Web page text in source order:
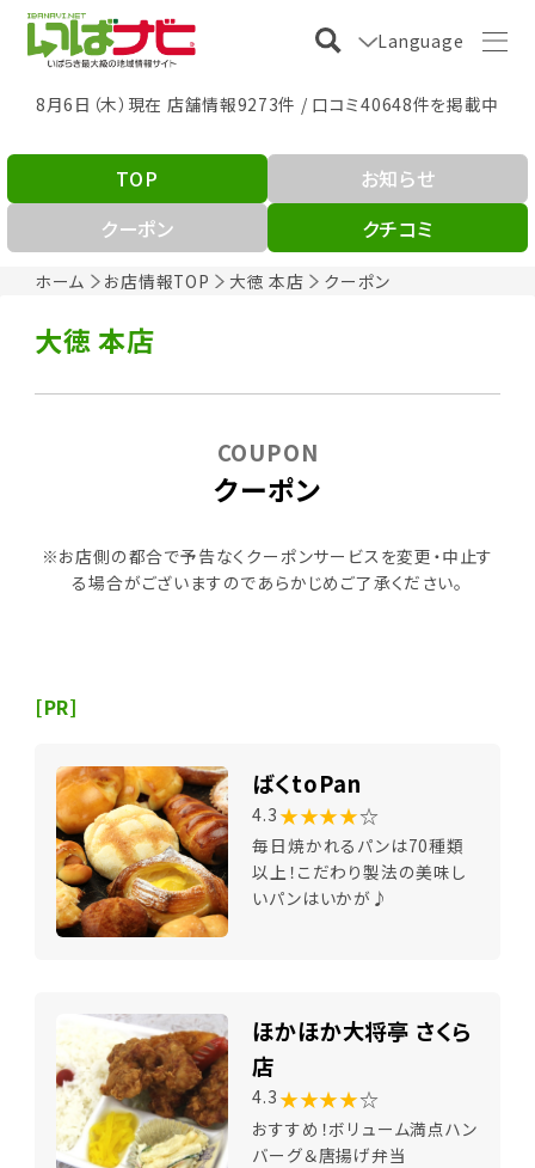
Language
8月6日（木）現在 店舗情報9273件 / 口コミ40648件を掲載中
ホーム お店情報TOP 大徳 本店 クーポン
TOP
お知らせ
クーポン
クチコミ
大徳 本店
クーポン
COUPON
※お店側の都合で予告なくクーポンサービスを変更・中止す
る場合がございますのであらかじめご了承ください。
[PR]
ばくtoPan
4.3 ★★★★☆
毎日焼かれるパンは70種類
以上！こだわり製法の美味し
いパンはいかが♪
ほかほか大将亭 さくら
店
4.3 ★★★★☆
おすすめ！ボリューム満点ハン
バーグ＆唐揚げ弁当